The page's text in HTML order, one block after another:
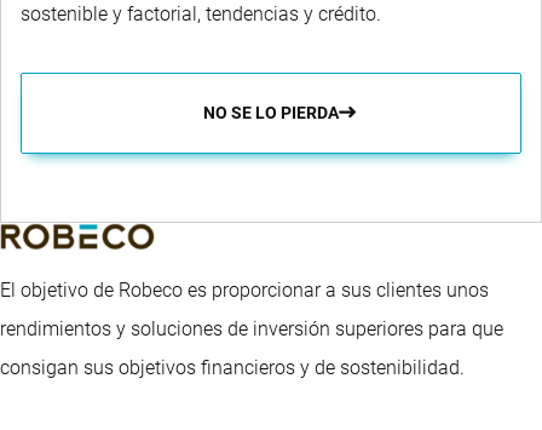
sostenible y factorial, tendencias y crédito.
NO SE LO PIERDA
El objetivo de Robeco es proporcionar a sus clientes unos
rendimientos y soluciones de inversión superiores para que
consigan sus objetivos financieros y de sostenibilidad.